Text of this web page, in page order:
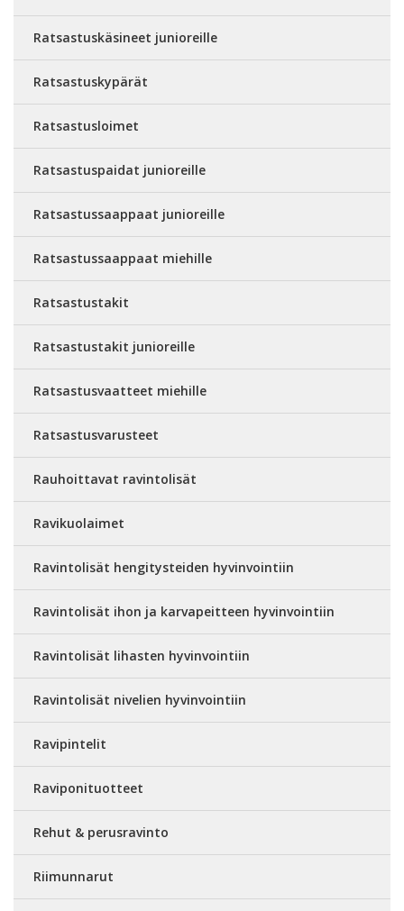
Ratsastuskäsineet junioreille
Ratsastuskypärät
Ratsastusloimet
Ratsastuspaidat junioreille
Ratsastussaappaat junioreille
Ratsastussaappaat miehille
Ratsastustakit
Ratsastustakit junioreille
Ratsastusvaatteet miehille
Ratsastusvarusteet
Rauhoittavat ravintolisät
Ravikuolaimet
Ravintolisät hengitysteiden hyvinvointiin
Ravintolisät ihon ja karvapeitteen hyvinvointiin
Ravintolisät lihasten hyvinvointiin
Ravintolisät nivelien hyvinvointiin
Ravipintelit
Raviponituotteet
Rehut & perusravinto
Riimunnarut